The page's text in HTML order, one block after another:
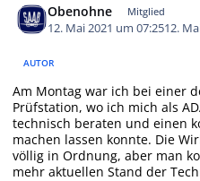
Obenohne Mitglied
12. Mai 2021 um 07:2512.
AUTOR
Am Montag war ich bei einer
Prüfstation, wo ich mich als
technisch beraten und einen
machen lassen konnte. Die
völlig in Ordnung, aber man
mehr aktuellen Stand der